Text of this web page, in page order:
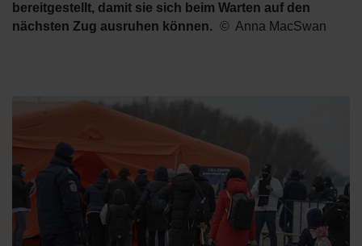
bereitgestellt, damit sie sich beim Warten auf den
nächsten Zug ausruhen können.
Anna MacSwan